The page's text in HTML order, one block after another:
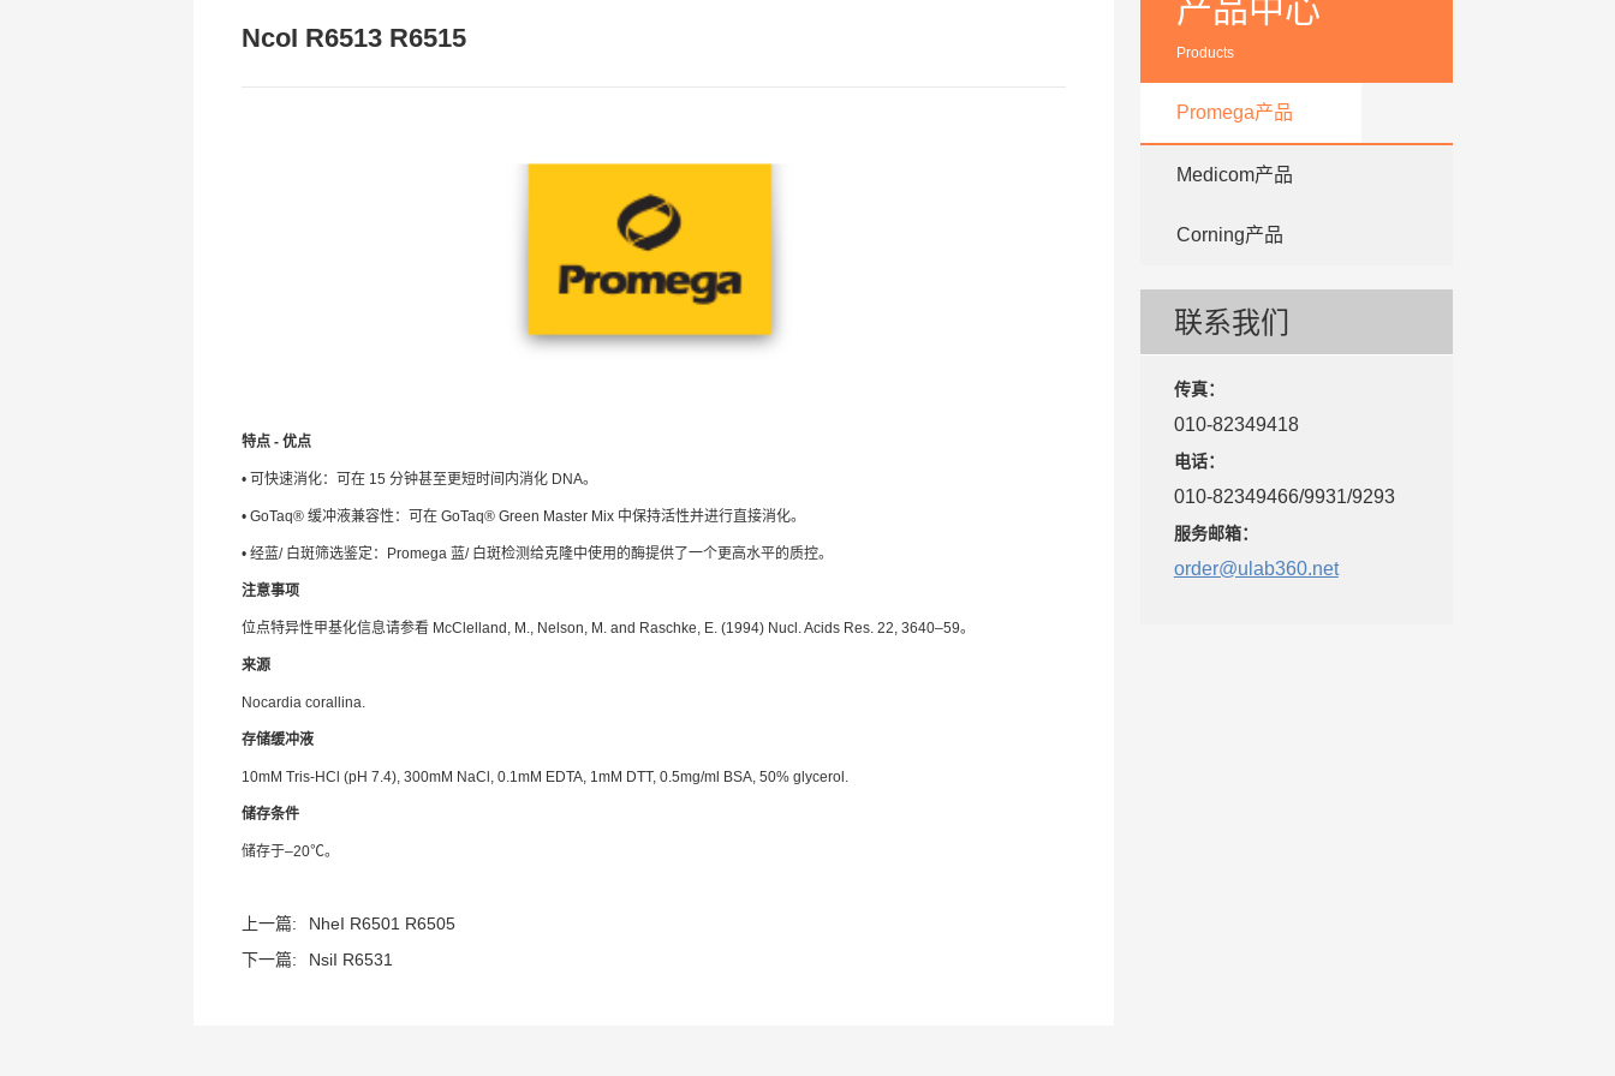
NcoI R6513 R6515
特点 - 优点
• 可快速消化：可在 15 分钟甚至更短时间内消化 DNA。
• GoTaq® 缓冲液兼容性：可在 GoTaq® Green Master Mix 中保持活性并进行直接消化。
• 经蓝/ 白斑筛选鉴定：Promega 蓝/ 白斑检测给克隆中使用的酶提供了一个更高水平的质控。
注意事项
位点特异性甲基化信息请参看 McClelland, M., Nelson, M. and Raschke, E. (1994) Nucl. Acids Res. 22, 3640–59。
来源
Nocardia corallina.
存储缓冲液
10mM Tris-HCl (pH 7.4), 300mM NaCl, 0.1mM EDTA, 1mM DTT, 0.5mg/ml BSA, 50% glycerol.
储存条件
储存于–20℃。
上一篇:
NheI R6501 R6505
下一篇:
NsiI R6531
产品中心
Products
Promega产品
Medicom产品
Corning产品
联系我们
传真：
010-82349418
电话：
010-82349466/9931/9293
服务邮箱：
order@ulab360.net